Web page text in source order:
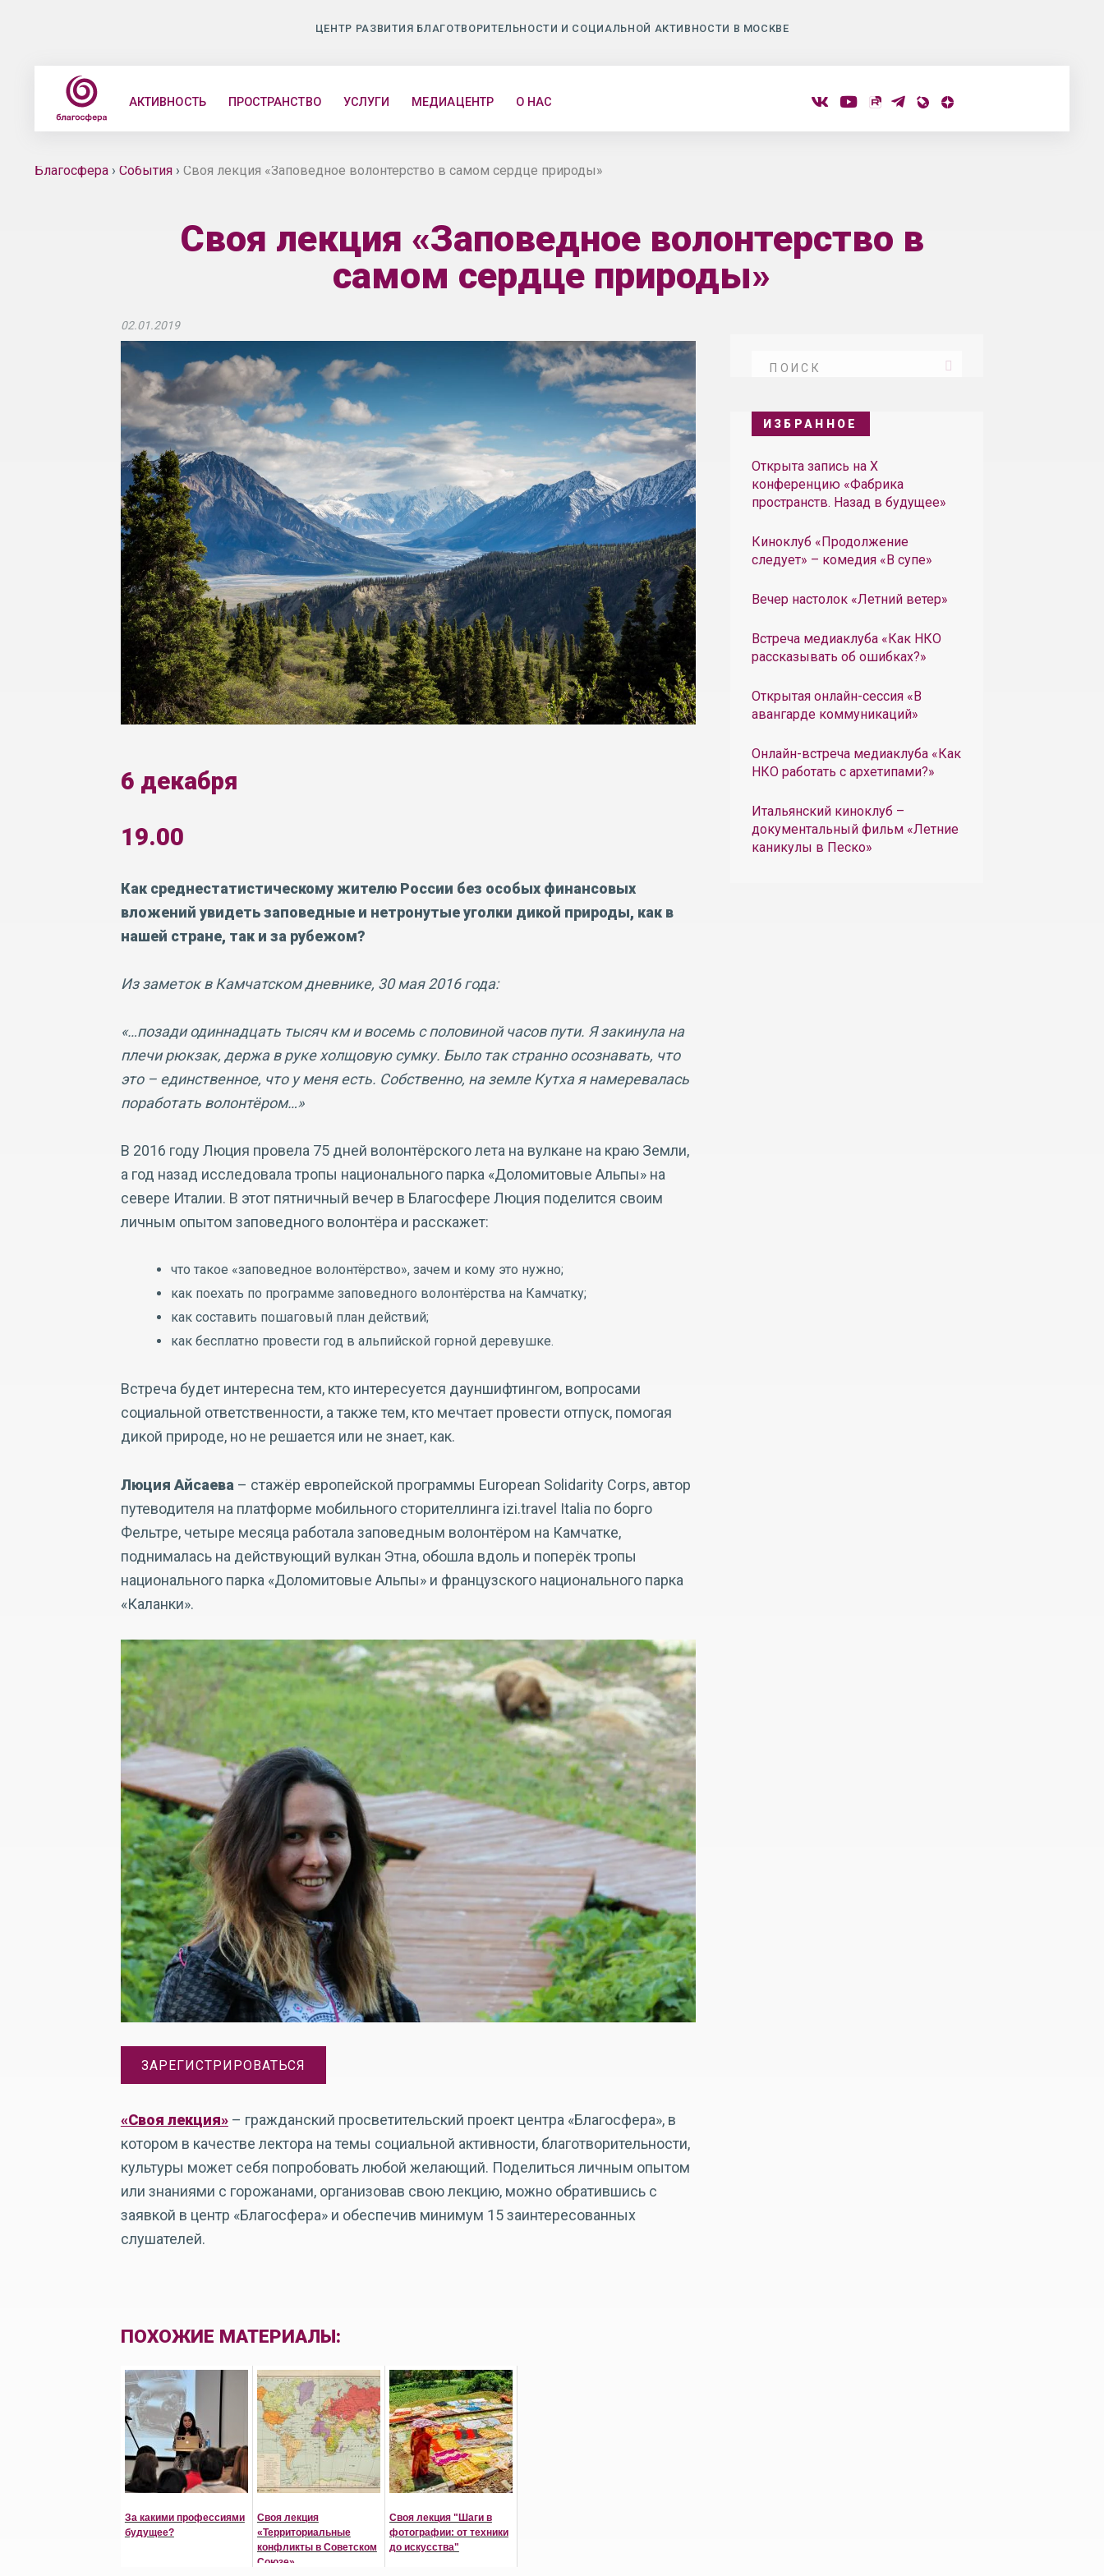
ЦЕНТР РАЗВИТИЯ БЛАГОТВОРИТЕЛЬНОСТИ И СОЦИАЛЬНОЙ АКТИВНОСТИ В МОСКВЕ
АКТИВНОСТЬ ПРОСТРАНСТВО УСЛУГИ МЕДИАЦЕНТР О НАС
Благосфера› События› Своя лекция «Заповедное волонтерство в самом сердце природы»
Своя лекция «Заповедное волонтерство в
самом сердце природы»
02.01.2019
6 декабря
19.00
Как среднестатистическому жителю России без особых финансовых
вложений увидеть заповедные и нетронутые уголки дикой природы, как в
нашей стране, так и за рубежом?
Из заметок в Камчатском дневнике, 30 мая 2016 года:
«…позади одиннадцать тысяч км и восемь с половиной часов пути. Я закинула на
плечи рюкзак, держа в руке холщовую сумку. Было так странно осознавать, что
это – единственное, что у меня есть. Собственно, на земле Кутха я намеревалась
поработать волонтёром…»
В 2016 году Люция провела 75 дней волонтёрского лета на вулкане на краю Земли,
а год назад исследовала тропы национального парка «Доломитовые Альпы» на
севере Италии. В этот пятничный вечер в Благосфере Люция поделится своим
личным опытом заповедного волонтёра и расскажет:
что такое «заповедное волонтёрство», зачем и кому это нужно;
как поехать по программе заповедного волонтёрства на Камчатку;
как составить пошаговый план действий;
как бесплатно провести год в альпийской горной деревушке.
Встреча будет интересна тем, кто интересуется дауншифтингом, вопросами
социальной ответственности, а также тем, кто мечтает провести отпуск, помогая
дикой природе, но не решается или не знает, как.
Люция Айсаева – стажёр европейской программы European Solidarity Corps, автор
путеводителя на платформе мобильного сторителлинга izi.travel Italia по борго
Фельтре, четыре месяца работала заповедным волонтёром на Камчатке,
поднималась на действующий вулкан Этна, обошла вдоль и поперёк тропы
национального парка «Доломитовые Альпы» и французского национального парка
«Каланки».
ЗАРЕГИСТРИРОВАТЬСЯ
«Своя лекция»– гражданский просветительский проект центра «Благосфера», в
котором в качестве лектора на темы социальной активности, благотворительности,
культуры может себя попробовать любой желающий. Поделиться личным опытом
или знаниями с горожанами, организовав свою лекцию, можно обратившись с
заявкой в центр «Благосфера» и обеспечив минимум 15 заинтересованных
слушателей.
ПОХОЖИЕ МАТЕРИАЛЫ:
За какими профессиями
будущее?
Своя лекция
«Территориальные
конфликты в Советском
Союзе»
Своя лекция "Шаги в
фотографии: от техники
до искусства"
ИЗБРАННОЕ
Открыта запись на X
конференцию «Фабрика
пространств. Назад в будущее»
Киноклуб «Продолжение
следует» – комедия «В супе»
Вечер настолок «Летний ветер»
Встреча медиаклуба «Как НКО
рассказывать об ошибках?»
Открытая онлайн-сессия «В
авангарде коммуникаций»
Онлайн-встреча медиаклуба «Как
НКО работать с архетипами?»
Итальянский киноклуб –
документальный фильм «Летние
каникулы в Песко»